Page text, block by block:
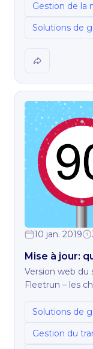
Gestion de la
Solutions de
10 jan. 2019
Mise à jour:
Version web
Fleetrun – les
Solutions de
Gestion du